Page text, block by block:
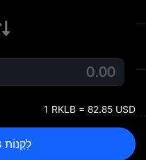
1 RKLB = 82.85 USD
לִקְנוֹת RKLB